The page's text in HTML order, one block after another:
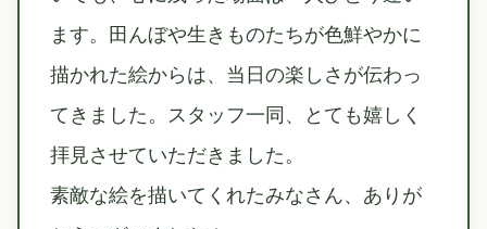
ます。田んぼや生きものたちが色鮮やかに
描かれた絵からは、当日の楽しさが伝わっ
てきました。スタッフ一同、とても嬉しく
拝見させていただきました。
素敵な絵を描いてくれたみなさん、ありが